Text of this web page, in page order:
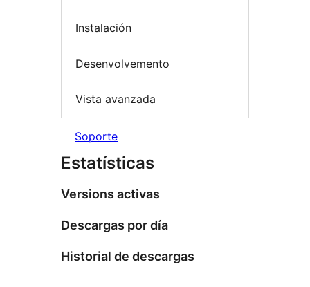
Instalación
Desenvolvemento
Vista avanzada
Soporte
Estatísticas
Versions activas
Descargas por día
Historial de descargas